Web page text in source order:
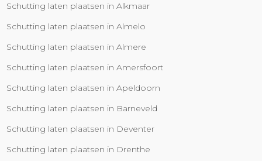
Schutting laten plaatsen in Alkmaar
Schutting laten plaatsen in Almelo
Schutting laten plaatsen in Almere
Schutting laten plaatsen in Amersfoort
Schutting laten plaatsen in Apeldoorn
Schutting laten plaatsen in Barneveld
Schutting laten plaatsen in Deventer
Schutting laten plaatsen in Drenthe